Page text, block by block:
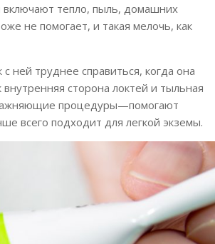
включают тепло, пыль, домашних
не помогает, и такая мелочь, как
ней труднее справиться, когда она
сторона локтей и тыльная
процедуры—помогают
всего подходит для легкой экземы.